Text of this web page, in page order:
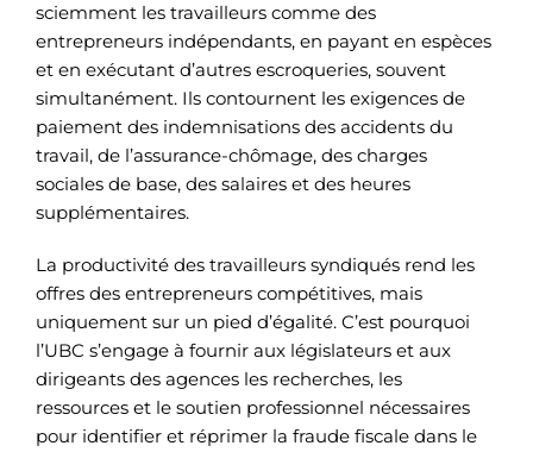
sciemment les travailleurs comme des
entrepreneurs indépendants, en payant en espèces
et en exécutant d’autres escroqueries, souvent
simultanément. Ils contournent les exigences de
paiement des indemnisations des accidents du
travail, de l’assurance-chômage, des charges
sociales de base, des salaires et des heures
supplémentaires.
La productivité des travailleurs syndiqués rend les
offres des entrepreneurs compétitives, mais
uniquement sur un pied d’égalité. C’est pourquoi
l’UBC s’engage à fournir aux législateurs et aux
dirigeants des agences les recherches, les
ressources et le soutien professionnel nécessaires
pour identifier et réprimer la fraude fiscale dans le